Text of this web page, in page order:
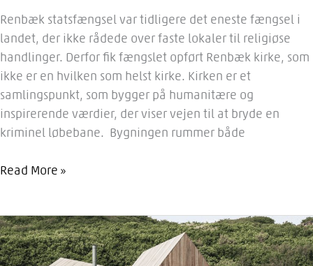
Renbæk statsfængsel var tidligere det eneste fængsel i
landet, der ikke rådede over faste lokaler til religiøse
handlinger. Derfor fik fængslet opført Renbæk kirke, som
ikke er en hvilken som helst kirke. Kirken er et
samlingspunkt, som bygger på humanitære og
inspirerende værdier, der viser vejen til at bryde en
kriminel løbebane. Bygningen rummer både
Renbæk
forsamlingshus
Read More »